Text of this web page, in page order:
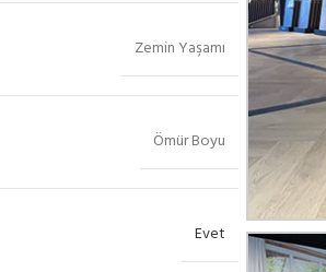
Zemin Yaşamı
Ömür Boyu
Evet